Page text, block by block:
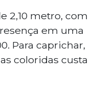
2,10 metro, com
em uma
Para caprichar,
coloridas custa